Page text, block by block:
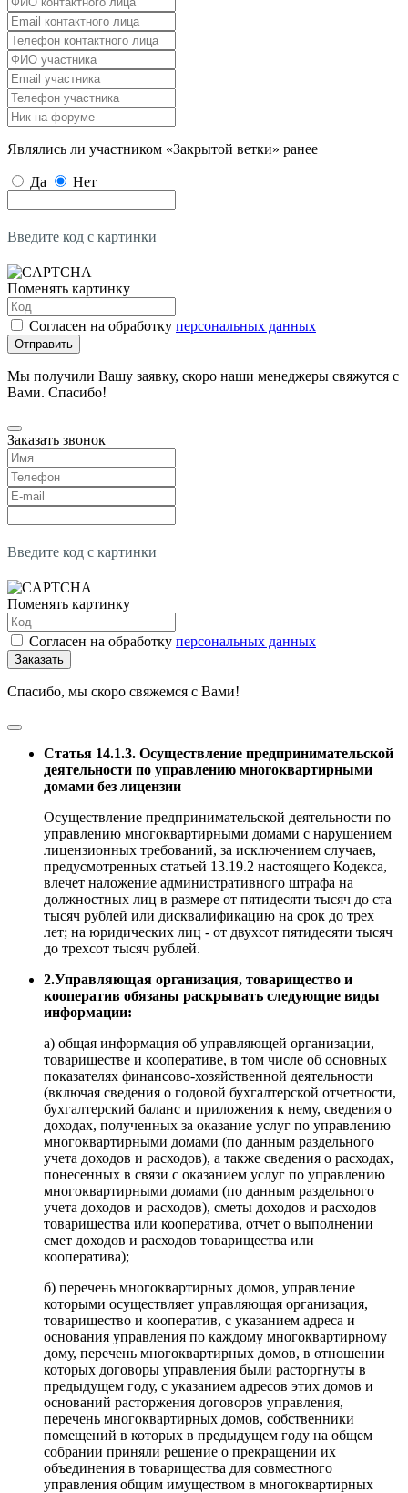
Являлись ли участником «Закрытой ветки» ранее
Да Нет
Введите код с картинки
Поменять картинку
Согласен на обработку персональных данных
Отправить
Мы получили Вашу заявку, скоро наши менеджеры свяжутся с
Вами. Спасибо!
Заказать звонок
Введите код с картинки
Поменять картинку
Согласен на обработку персональных данных
Заказать
Спасибо, мы скоро свяжемся с Вами!
Статья 14.1.3. Осуществление предпринимательской
деятельности по управлению многоквартирными
домами без лицензии
Осуществление предпринимательской деятельности по
управлению многоквартирными домами с нарушением
лицензионных требований, за исключением случаев,
предусмотренных статьей 13.19.2 настоящего Кодекса,
влечет наложение административного штрафа на
должностных лиц в размере от пятидесяти тысяч до ста
тысяч рублей или дисквалификацию на срок до трех
лет; на юридических лиц - от двухсот пятидесяти тысяч
до трехсот тысяч рублей.
2.Управляющая организация, товарищество и
кооператив обязаны раскрывать следующие виды
информации:
а) общая информация об управляющей организации,
товариществе и кооперативе, в том числе об основных
показателях финансово-хозяйственной деятельности
(включая сведения о годовой бухгалтерской отчетности,
бухгалтерский баланс и приложения к нему, сведения о
доходах, полученных за оказание услуг по управлению
многоквартирными домами (по данным раздельного
учета доходов и расходов), а также сведения о расходах,
понесенных в связи с оказанием услуг по управлению
многоквартирными домами (по данным раздельного
учета доходов и расходов), сметы доходов и расходов
товарищества или кооператива, отчет о выполнении
смет доходов и расходов товарищества или
кооператива);
б) перечень многоквартирных домов, управление
которыми осуществляет управляющая организация,
товарищество и кооператив, с указанием адреса и
основания управления по каждому многоквартирному
дому, перечень многоквартирных домов, в отношении
которых договоры управления были расторгнуты в
предыдущем году, с указанием адресов этих домов и
оснований расторжения договоров управления,
перечень многоквартирных домов, собственники
помещений в которых в предыдущем году на общем
собрании приняли решение о прекращении их
объединения в товарищества для совместного
управления общим имуществом в многоквартирных